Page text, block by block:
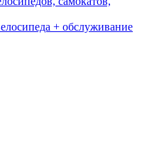
+ обслуживание